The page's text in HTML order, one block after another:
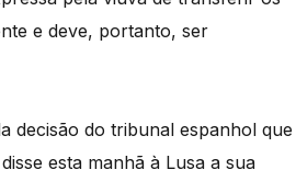
e deve, portanto, ser
decisão do tribunal espanhol que
esta manhã à Lusa a sua